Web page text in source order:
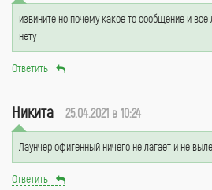
извините но почему какое то сообщение и
нету
Ответить
Никита 25.04.2021 в 10:24
Лаунчер офигенный ничего не лагает и не
Ответить